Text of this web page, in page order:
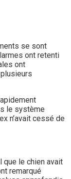
se sont
ont retenti
ont
le système
n’avait cessé de
que le chien avait
remarqué